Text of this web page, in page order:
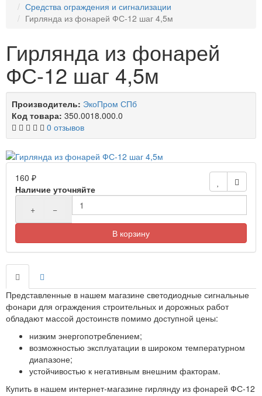
Средства ограждения и сигнализации
Гирлянда из фонарей ФС-12 шаг 4,5м
Гирлянда из фонарей
ФС-12 шаг 4,5м
Производитель: ЭкоПром СПб
Код товара: 350.0018.000.0
0 отзывов
160 ₽
Наличие уточняйте
+
−
В корзину
Представленные в нашем магазине светодиодные сигнальные
фонари для ограждения строительных и дорожных работ
обладают массой достоинств помимо доступной цены:
низким энергопотреблением;
возможностью эксплуатации в широком температурном
диапазоне;
устойчивостью к негативным внешним факторам.
Купить в нашем интернет-магазине гирлянду из фонарей ФС-12